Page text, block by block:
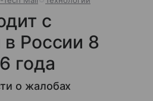
с
России 8
года
о жалобах